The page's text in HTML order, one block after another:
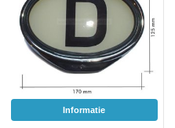
Informatie